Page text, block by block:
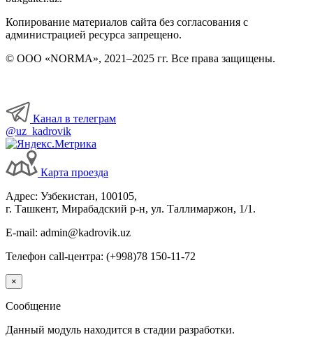
Копирование материалов сайта без согласования с
администрацией ресурса запрещено.
© ООО «NORMA», 2021–2025 гг. Все права защищены.
Канал в телеграм
@uz_kadrovik
Карта проезда
Адрес: Узбекистан, 100105,
г. Ташкент, Мирабадский р-н, ул. Таллимаржон, 1/1.
E-mail: admin@kadrovik.uz
Телефон call-центра: (+998)78 150-11-72
×
Сообщение
Данный модуль находится в стадии разработки.